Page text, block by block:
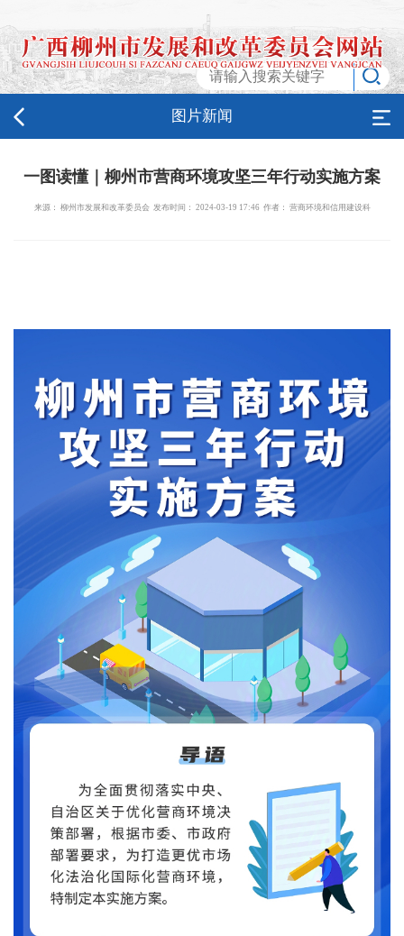
图片新闻
一图读懂｜柳州市营商环境攻坚三年行动实施方案
来源： 柳州市发展和改革委员会 发布时间： 2024-03-19 17:46 作者： 营商环境和信用建设科